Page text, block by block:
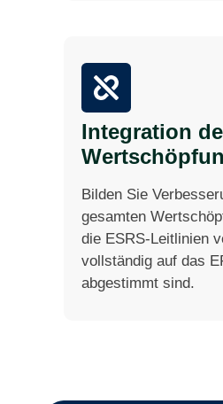
Integration
Bilden Sie
gesamten
die ESRS-Leitlinien
vollständig auf das
abgestimmt sind.